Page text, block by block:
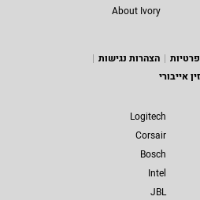
About Ivory
הצהרות נגישות
אייבורי
Logitech
Corsair
Bosch
Intel
JBL